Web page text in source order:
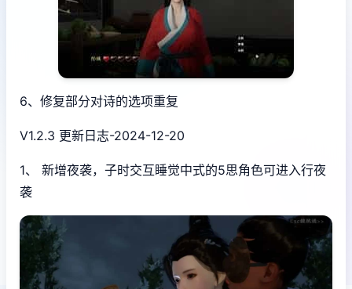
6、修复部分对诗的选项重复
V1.2.3 更新日志-2024-12-20
1、 新增夜袭，子时交互睡觉中式的5思角色可进入行夜
袭